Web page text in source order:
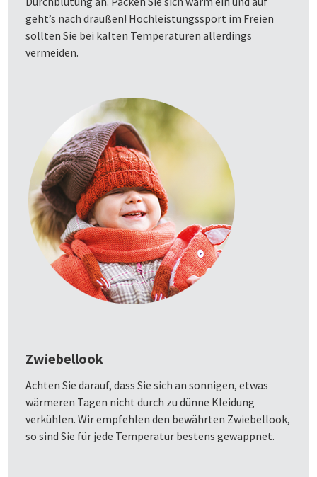
geht’s nach draußen! Hochleistungssport im Freien
sollten Sie bei kalten Temperaturen allerdings
vermeiden.
Zwiebellook
Achten Sie darauf, dass Sie sich an sonnigen, etwas
wärmeren Tagen nicht durch zu dünne Kleidung
verkühlen. Wir empfehlen den bewährten Zwiebellook,
so sind Sie für jede Temperatur bestens gewappnet.